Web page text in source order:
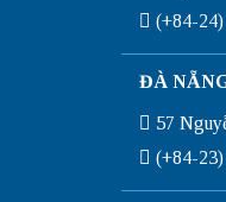
(+84-
ĐÀ
57
(+84-